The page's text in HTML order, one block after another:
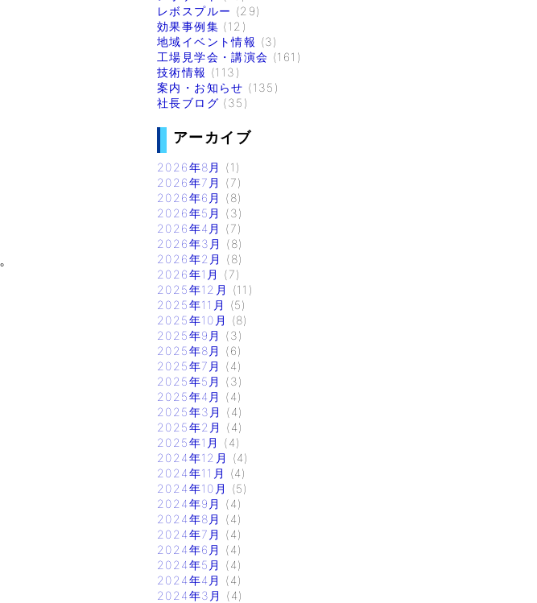
レボスプルー (29)
効果事例集 (12)
地域イベント情報 (3)
工場見学会・講演会 (161)
技術情報 (113)
案内・お知らせ (135)
社長ブログ (35)
アーカイブ
2026年8月
(1)
2026年7月
(7)
2026年6月
(8)
2026年5月
(3)
2026年4月
(7)
2026年3月
(8)
2026年2月
(8)
2026年1月
(7)
2025年12月
(11)
2025年11月
(5)
2025年10月
(8)
2025年9月
(3)
2025年8月
(6)
2025年7月
(4)
2025年5月
(3)
2025年4月
(4)
2025年3月
(4)
2025年2月
(4)
2025年1月
(4)
2024年12月
(4)
2024年11月
(4)
2024年10月
(5)
2024年9月
(4)
2024年8月
(4)
2024年7月
(4)
2024年6月
(4)
2024年5月
(4)
2024年4月
(4)
2024年3月
(4)